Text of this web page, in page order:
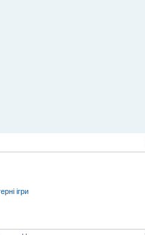
ігри